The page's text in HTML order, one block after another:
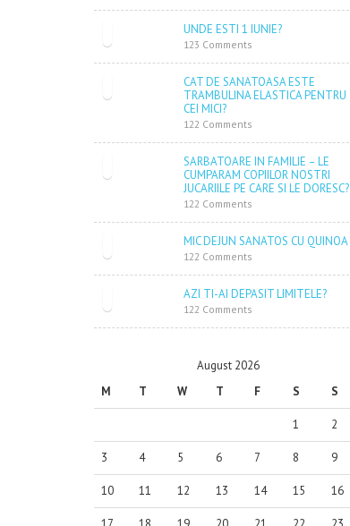
UNDE ESTI 1 IUNIE?
123 Comments
CAT DE SANATOASA ESTE
TRAMBULINA ELASTICA PENTRU
CEI MICI?
122 Comments
SARBATOARE IN FAMILIE – LE
CUMPARAM COPIILOR NOSTRI
JUCARIILE PE CARE SI LE DORESC?
122 Comments
MIC DEJUN SANATOS CU QUINOA
122 Comments
AZI TI-AI DEPASIT LIMITELE?
122 Comments
August 2026
M
T W T F S S
1 2
3 4 5 6 7 8 9
10 11 12 13 14 15 16